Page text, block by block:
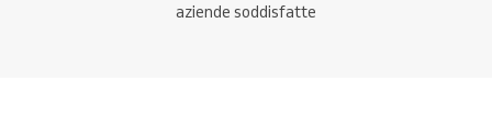
aziende soddisfatte